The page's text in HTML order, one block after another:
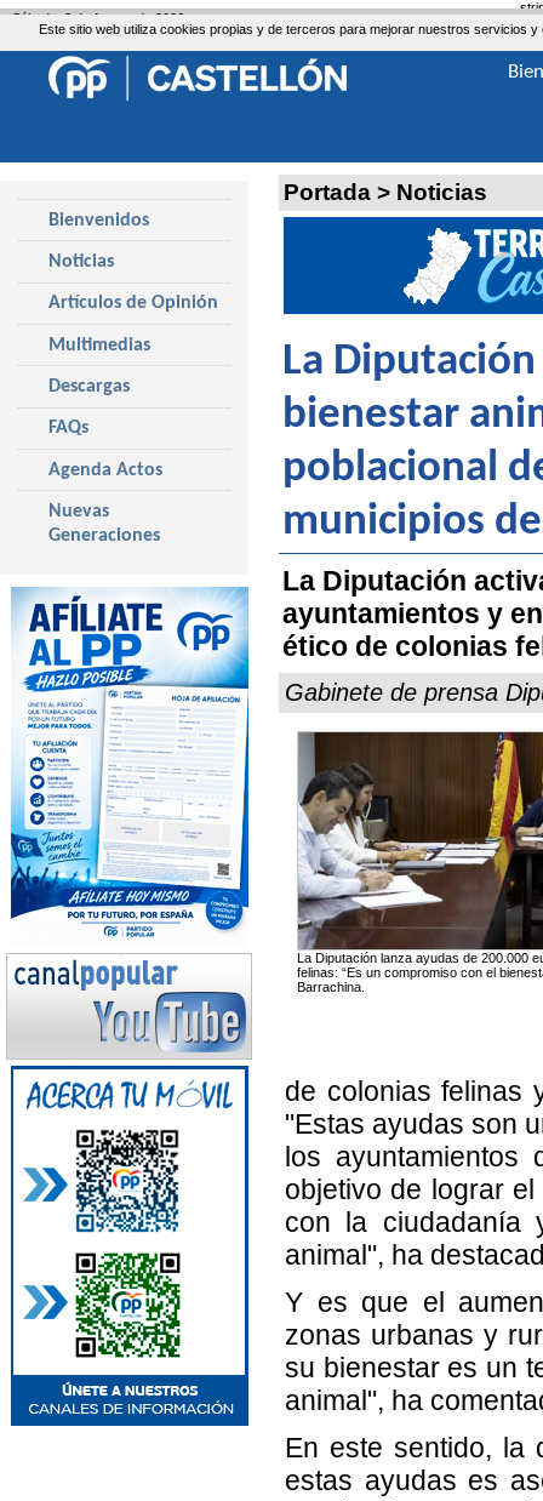
Este sitio web utiliza cookies propias y de terceros para mejorar nuestros servicios
Portada > Noticias
La
bienestar
poblacional
municipios
La Diputación
ayuntamientos y
ético de colonias
Gabinete de prensa
La Diputación lanza ayudas de 200.000
felinas: “Es un compromiso con el
Barrachina.
de colonias felinas
"Estas ayudas son
los
objetivo de lograr
con la ciudadanía
animal", ha
Y es que el
zonas urbanas y
su bienestar es un
animal", ha
En este sentido, la
estas ayudas es
Bienvenidos
Noticias
Artículos de Opinión
Multimedias
Descargas
FAQs
Agenda Actos
Nuevas
Generaciones
Sábado, 8 de Agosto de 2026